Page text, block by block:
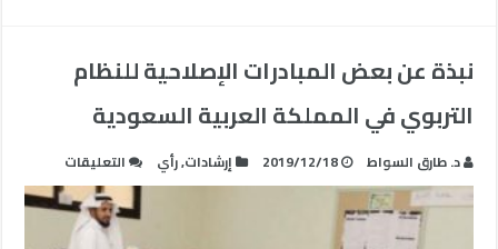
نبذة عن بعض المبادرات الإصلاحية للنظام
التربوي في المملكة العربية السعودية
د. طارق السواط 2019/12/18 إرشادات,رأي التعليقات
نبذة
عن